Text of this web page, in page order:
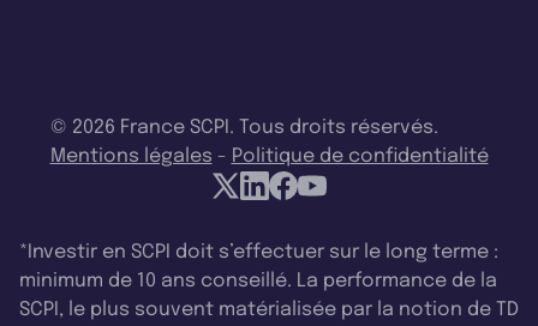
© 2026 France SCPI. Tous droits réservés.
Mentions légales - Politique de confidentialité
*Investir en SCPI doit s’effectuer sur le long terme :
minimum de 10 ans conseillé. La performance de la
SCPI, le plus souvent matérialisée par la notion de TD